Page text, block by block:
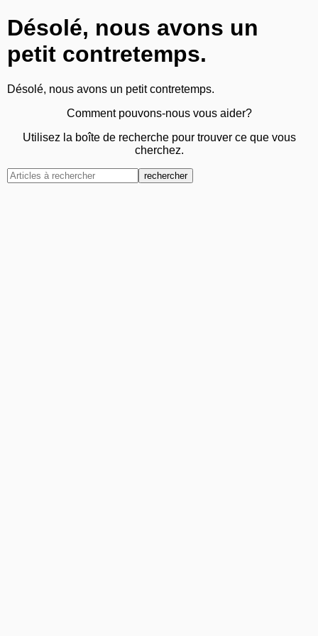
Désolé, nous avons un
petit contretemps.
Désolé, nous avons un petit contretemps.
Comment pouvons-nous vous aider?
Utilisez la boîte de recherche pour trouver ce que vous
cherchez.
rechercher